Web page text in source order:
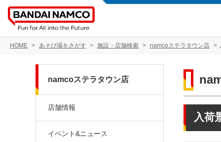
HOME あそび場をさがす 施設・店舗検索 namcoステラタウン店
入荷
namcoステラタウン店
店舗情報
イベント&ニュース